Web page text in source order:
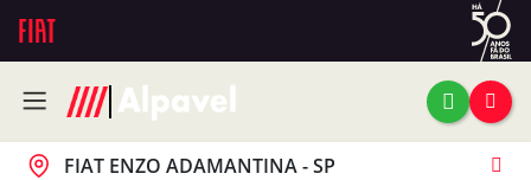
FIAT ENZO ADAMANTINA - SP